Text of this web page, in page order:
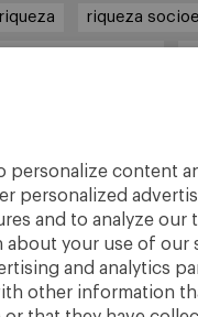
personalize content
personalized
and to analyze our
about your use of our
and analytics
other information
riqueza riqueza
Familiar